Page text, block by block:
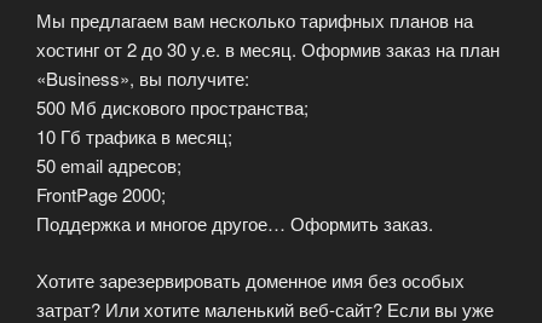
Мы предлагаем вам несколько тарифных планов на
хостинг от 2 до 30 у.е. в месяц. Оформив заказ на план
«Business», вы получите:
500 Мб дискового пространства;
10 Гб трафика в месяц;
50 email адресов;
FrontPage 2000;
Поддержка и многое другое… Оформить заказ.
Хотите зарезервировать доменное имя без особых
затрат? Или хотите маленький веб-сайт? Если вы уже